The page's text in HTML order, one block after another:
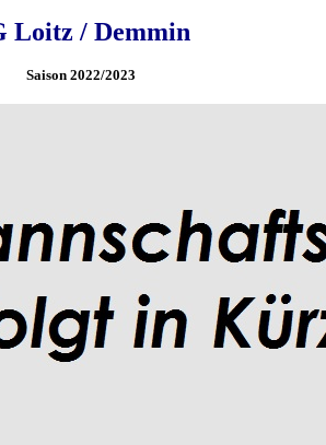
Loitz / Demmin
Saison 2022/2023